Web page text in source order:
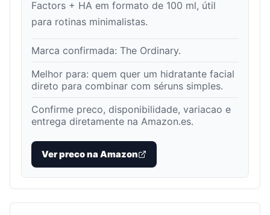
Factors + HA em formato de 100 ml, útil
para rotinas minimalistas.
Marca confirmada: The Ordinary.
Melhor para: quem quer um hidratante facial
direto para combinar com séruns simples.
Confirme preco, disponibilidade, variacao e
entrega diretamente na Amazon.es.
Ver preco na Amazon